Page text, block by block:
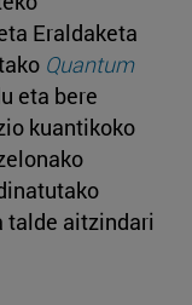
Eraldaketa
Quantum
eta bere
kuantikoko
talde aitzindari